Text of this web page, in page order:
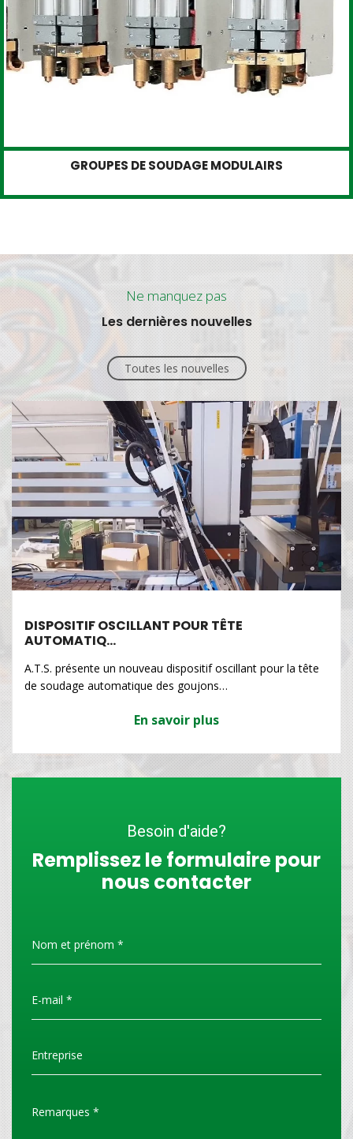
GROUPES DE SOUDAGE MODULAIRS
Ne manquez pas
Les dernières nouvelles
Toutes les nouvelles
DISPOSITIF OSCILLANT POUR TÊTE
AUTOMATIQ…
A.T.S. présente un nouveau dispositif oscillant pour la tête
de soudage automatique des goujons…
En savoir plus
Besoin d'aide?
Remplissez le formulaire pour
nous contacter